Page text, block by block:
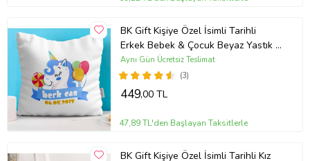
BK Gift Kişiye Özel İsimli Tarihli
Erkek Bebek & Çocuk Beyaz Yastık -
1
(3)
Aynı Gün Ücretsiz Teslimat
449,00 TL
47,89 TL'den Başlayan Taksitlerle
BK Gift Kişiye Özel İsimli Tarihli Kız